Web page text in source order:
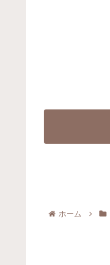
ホーム